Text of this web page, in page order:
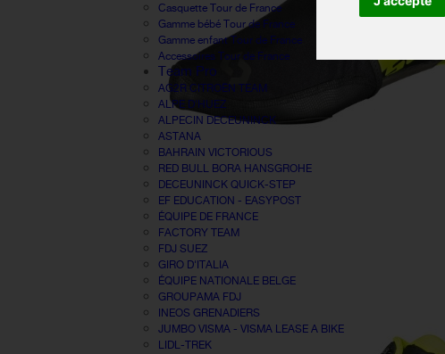
Casquette Tour de France
Gamme bébé Tour de France
Gamme enfant Tour de France
Accessoires Tour de France
Team Pro
AG2R CITROËN TEAM
ALPE D'HUEZ
ALPECIN DECEUNINCK
ASTANA
BAHRAIN VICTORIOUS
RED BULL BORA HANSGROHE
DECEUNINCK QUICK-STEP
EF EDUCATION - EASYPOST
ÉQUIPE DE FRANCE
FACTORY TEAM
FDJ SUEZ
GIRO D'ITALIA
ÉQUIPE NATIONALE BELGE
GROUPAMA FDJ
INEOS GRENADIERS
JUMBO VISMA - VISMA LEASE A BIKE
LIDL-TREK